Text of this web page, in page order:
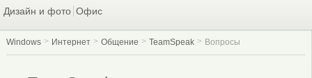
Дизайн и фото Офис
Windows Интернет Общение TeamSpeak Вопросы